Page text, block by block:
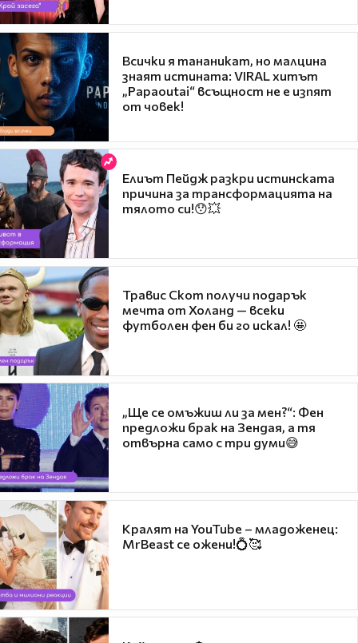
Всички я тананикат, но малцина
знаят истината: VIRAL хитът
„Papaoutai“ всъщност не е изпят
от човек!
Елиът Пейдж разкри истинската
причина за трансформацията на
тялото си!😯💥
Травис Скот получи подарък
мечта от Холанд — всеки
футболен фен би го искал! 🤩
„Ще се омъжиш ли за мен?“: Фен
предложи брак на Зендая, а тя
отвърна само с три думи😅
Кралят на YouTube – младоженец:
MrBeast се ожени!💍🥰